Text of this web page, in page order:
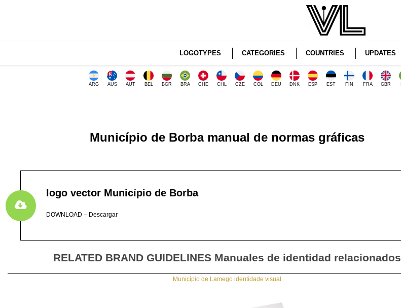
LOGOTYPES CATEGORIES COUNTRIES UPDATES
ARG AUS AUT BEL BGR BRA CHE CHL CZE COL DEU DNK ESP EST FIN FRA GBR
Município de Borba manual de normas gráficas
logo vector Município de Borba
DOWNLOAD – Descargar
RELATED BRAND GUIDELINES Manuales de identidad relacionados
Município de Lamego identidade visual